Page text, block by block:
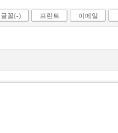
글꼴(-) 프린트 이메일